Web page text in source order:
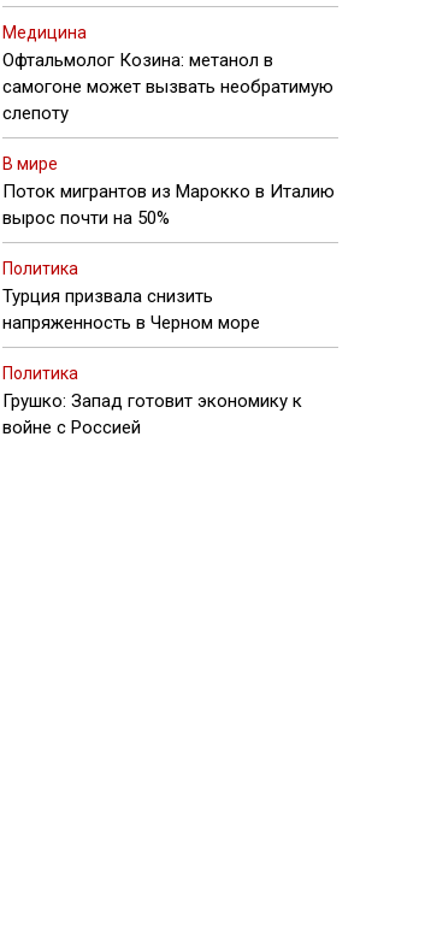
Медицина
Офтальмолог Козина: метанол в
самогоне может вызвать необратимую
слепоту
В мире
Поток мигрантов из Марокко в Италию
вырос почти на 50%
Политика
Турция призвала снизить
напряженность в Черном море
Политика
Грушко: Запад готовит экономику к
войне с Россией